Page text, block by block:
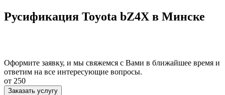
Русификация Toyota bZ4X в Минске
Оформите заявку, и мы свяжемся с Вами в ближайшее время и
ответим на все интересующие вопросы.
от 250
Заказать услугу